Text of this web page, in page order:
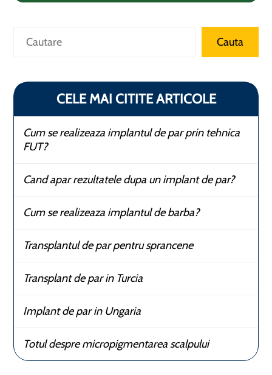
Caută Cauta
CELE MAI CITITE ARTICOLE
Cum se realizeaza implantul de par prin tehnica
FUT?
Cand apar rezultatele dupa un implant de par?
Cum se realizeaza implantul de barba?
Transplantul de par pentru sprancene
Transplant de par in Turcia
Implant de par in Ungaria
Totul despre micropigmentarea scalpului